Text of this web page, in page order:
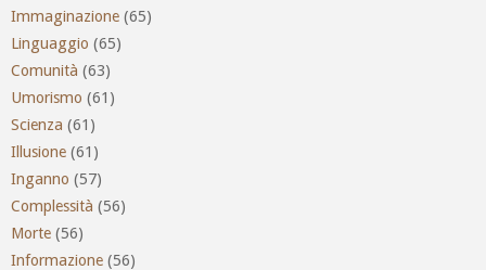
Immaginazione (65)
Linguaggio (65)
Comunità (63)
Umorismo (61)
Scienza (61)
Illusione (61)
Inganno (57)
Complessità (56)
Morte (56)
Informazione (56)